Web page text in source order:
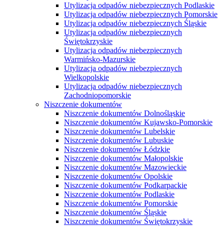
Utylizacja odpadów niebezpiecznych Podlaskie
Utylizacja odpadów niebezpiecznych Pomorskie
Utylizacja odpadów niebezpiecznych Śląskie
Utylizacja odpadów niebezpiecznych
Świętokrzyskie
Utylizacja odpadów niebezpiecznych
Warmińsko-Mazurskie
Utylizacja odpadów niebezpiecznych
Wielkopolskie
Utylizacja odpadów niebezpiecznych
Zachodniopomorskie
Niszczenie dokumentów
Niszczenie dokumentów Dolnośląskie
Niszczenie dokumentów Kujawsko-Pomorskie
Niszczenie dokumentów Lubelskie
Niszczenie dokumentów Lubuskie
Niszczenie dokumentów Łódzkie
Niszczenie dokumentów Małopolskie
Niszczenie dokumentów Mazowieckie
Niszczenie dokumentów Opolskie
Niszczenie dokumentów Podkarpackie
Niszczenie dokumentów Podlaskie
Niszczenie dokumentów Pomorskie
Niszczenie dokumentów Śląskie
Niszczenie dokumentów Świętokrzyskie